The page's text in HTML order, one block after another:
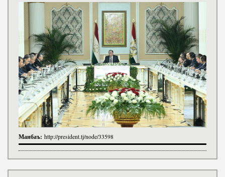
Манбаъ: http://president.tj/node/33598